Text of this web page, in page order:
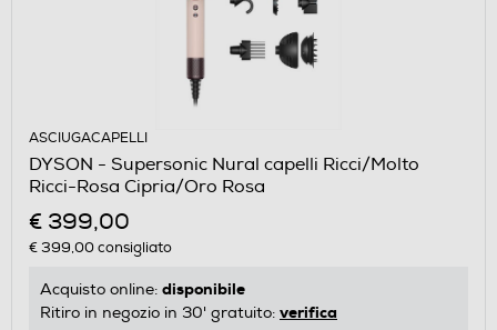
ASCIUGACAPELLI
DYSON - Supersonic Nural capelli Ricci/Molto
Ricci-Rosa Cipria/Oro Rosa
€ 399,00
€ 399,00consigliato
Acquisto online: disponibile
Ritiro in negozio in 30' gratuito: verifica